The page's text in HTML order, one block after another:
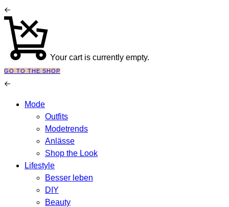
Your cart is currently empty.
GO TO THE SHOP
Mode
Outfits
Modetrends
Anlässe
Shop the Look
Lifestyle
Besser leben
DIY
Beauty